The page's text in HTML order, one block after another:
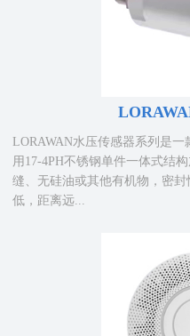
LORAWAN水压传感器系列是
用17-4PH不锈钢单件一体式结
缝、无硅油或其他有机物，密
低，距离远...